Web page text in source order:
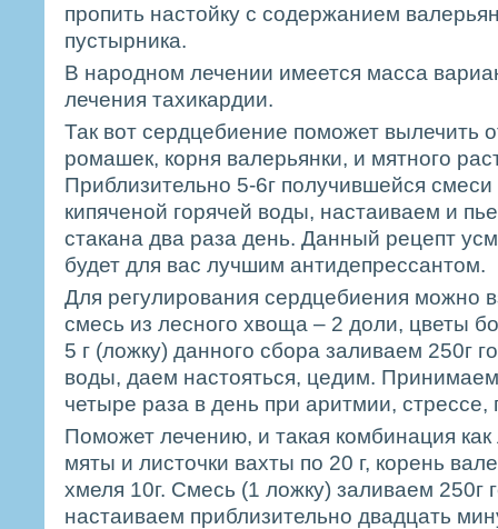
пропить настойку с содержанием
пустырника.
В народном лечении имеется масса
лечения тахикардии.
Так вот сердцебиение поможет вылечить
ромашек, корня валерьянки, и мятного
Приблизительно 5-6г получившейся
кипяченой горячей воды, настаиваем и
стакана два раза день. Данный рецепт
будет для вас лучшим антидепрессантом.
Для регулирования сердцебиения можно
смесь из лесного хвоща – 2 доли, цветы
5 г (ложку) данного сбора заливаем 250г
воды, даем настояться, цедим.
четыре раза в день при аритмии, стрессе,
Поможет лечению, и такая комбинация как
мяты и листочки вахты по 20 г, корень
хмеля 10г. Смесь (1 ложку) заливаем 250г
настаиваем приблизительно двадцать